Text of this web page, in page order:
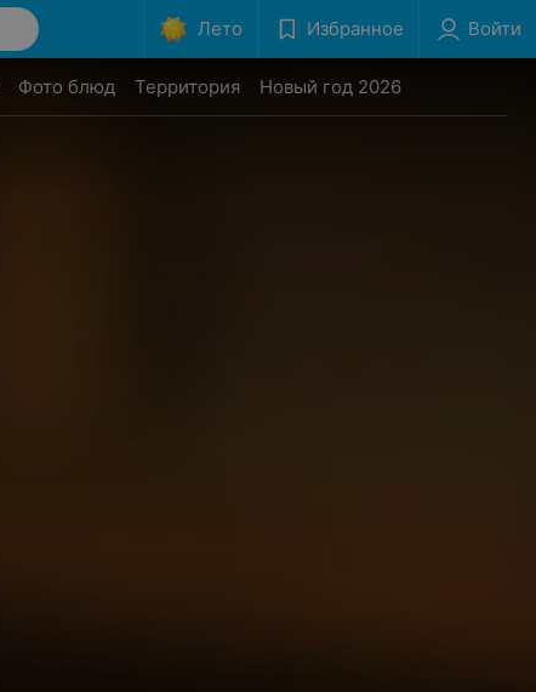
Лето Избранное Войти
Фото блюд Территория Новый год 2026